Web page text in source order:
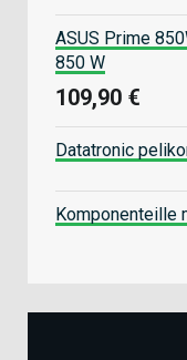
ASUS Prime
850 W
109,90 €
Datatronic
Komponenteille